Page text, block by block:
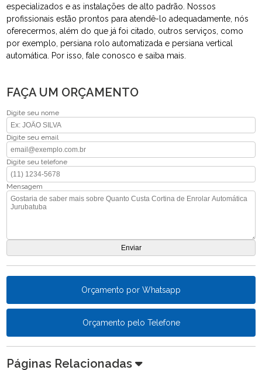
especializados e as instalações de alto padrão. Nossos
profissionais estão prontos para atendê-lo adequadamente, nós
oferecermos, além do que já foi citado, outros serviços, como
por exemplo, persiana rolo automatizada e persiana vertical
automática. Por isso, fale conosco e saiba mais.
FAÇA UM ORÇAMENTO
Digite seu nome
Digite seu email
Digite seu telefone
Mensagem
Orçamento por Whatsapp
Orçamento pelo Telefone
Páginas Relacionadas